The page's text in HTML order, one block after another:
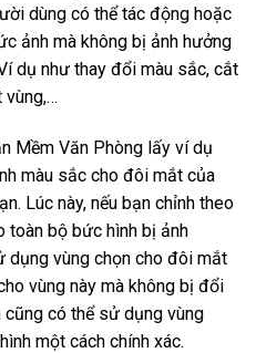
dùng có thể tác động hoặc
ảnh mà không bị ảnh hưởng
dụ như thay đổi màu sắc, cắt
vùng,…
Mềm Văn Phòng lấy ví dụ
màu sắc cho đôi mắt của
Lúc này, nếu bạn chỉnh theo
toàn bộ bức hình bị ảnh
dụng vùng chọn cho đôi mắt
vùng này mà không bị đổi
cũng có thể sử dụng vùng
một cách chính xác.